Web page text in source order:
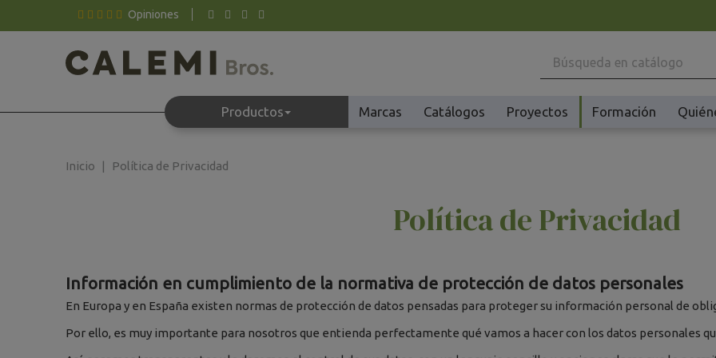
Opiniones
Productos
Congeladores y Abatidores
Fermentadores y Cocedores
Fundidores Chocolate
Marcas Catálogos Proyectos Formación
Inicio Política de Privacidad
Política de Privacidad
Información en cumplimiento de la normativa de protección de datos personales
En Europa y en España existen normas de protección de datos pensadas para proteger su información personal de
Por ello, es muy importante para nosotros que entienda perfectamente qué vamos a hacer con los datos personales